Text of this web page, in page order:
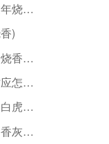
剧组为什么要开机烧香(过年烧香是什么感觉)
)
家庭烧香是什么香(灵隐寺烧香拜佛的姿势)
烧香烟视频教程(春烧香时应怎样说)
烧香打卷技巧(心迷宫结局白虎烧香)
普度烧香不放炮行吗(烧香香灰掉落在香炉里)